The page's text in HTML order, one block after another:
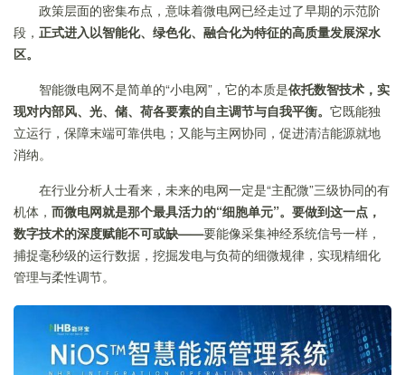
政策层面的密集布点，意味着微电网已经走过了早期的示范阶
段， 正式进入以智能化、绿色化、融合化为特征的高质量发展深水
区。
智能微电网不是简单的“小电网”，它的本质是依托数智技术，实
现对内部风、光、储、荷各要素的自主调节与自我平衡。 它既能独
立运行，保障末端可靠供电；又能与主网协同，促进清洁能源就地
消纳。
在行业分析人士看来，未来的电网一定是“主配微”三级协同的有
机体， 而微电网就是那个最具活力的“细胞单元”。要做到这一点，
数字技术的深度赋能不可或缺——要能像采集神经系统信号一样，
捕捉毫秒级的运行数据，挖掘发电与负荷的细微规律，实现精细化
管理与柔性调节。